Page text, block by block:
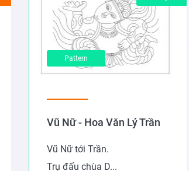
Pattern
Vũ Nữ - Hoa Văn Lý Trần
Vũ Nữ tới Trần.
Trụ đấu chùa D...